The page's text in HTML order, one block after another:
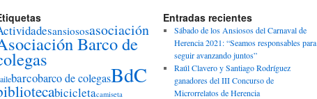
ansiososasociación
Barco de
barcobarco de colegasBdC
bicicletacamiseta
Entradas recientes
Sábado de los Ansiosos del Carnaval de
Herencia 2021: “Seamos responsables para
seguir avanzando juntos”
Raúl Clavero y Santiago Rodríguez
ganadores del III Concurso de
Microrrelatos de Herencia